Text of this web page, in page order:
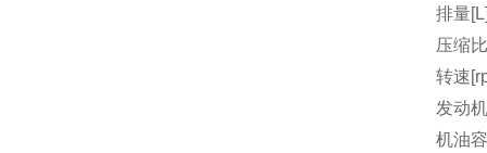
排量
压缩比
转速
发动
机油